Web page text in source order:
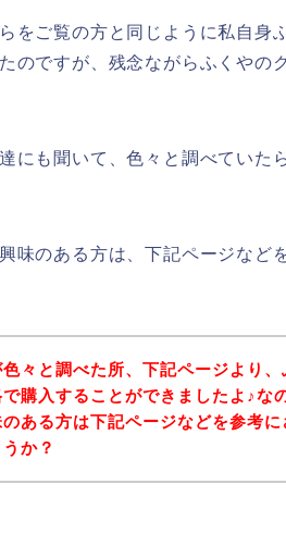
をご覧の方と同じように私自身
のですが、残念ながらふくやの
にも聞いて、色々と調べていた
味のある方は、下記ページなど
々と調べた所、下記ページより
購入することができましたよ♪な
ある方は下記ページなどを参考
か？